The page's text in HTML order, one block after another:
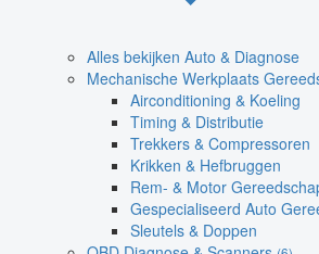
Alles bekijken Auto & Diagnose
Mechanische Werkplaats
Airconditioning & Koeling
Timing & Distributie
Trekkers & Compressoren
Krikken & Hefbruggen
Rem- & Motor
Gespecialiseerd Auto
Sleutels & Doppen